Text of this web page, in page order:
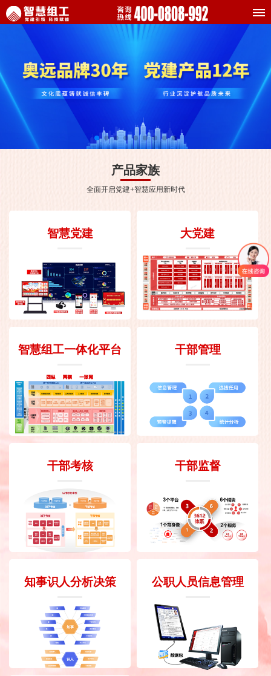
产品家族
全面开启党建+智慧应用新时代
智慧党建 大党建
智慧组工一体化平台 干部管理
干部考核 干部监督
知事识人分析决策 公职人员信息管理